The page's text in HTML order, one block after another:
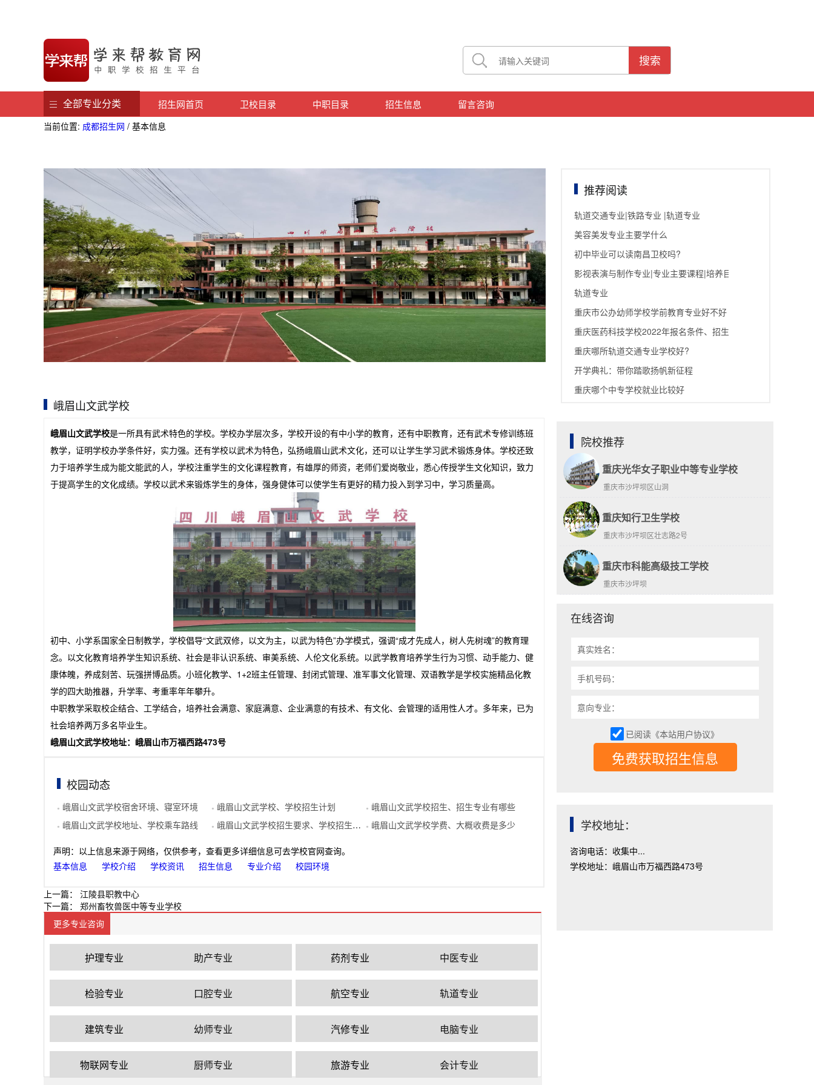
搜索
招生网首页 卫校目录 中职目录 招生信息 留言咨询
全部专业分类
当前位置: 成都招生网 / 基本信息
推荐阅读
轨道交通专业|铁路专业 |轨道专业
美容美发专业主要学什么
初中毕业可以读南昌卫校吗?
影视表演与制作专业|专业主要课程|培养目标
轨道专业
重庆市公办幼师学校学前教育专业好不好
重庆医药科技学校2022年报名条件、招生要求、招生对象
重庆哪所轨道交通专业学校好?
开学典礼：带你踏歌扬帆新征程
重庆哪个中专学校就业比较好
峨眉山文武学校
峨眉山文武学校是一所具有武术特色的学校。学校办学层次多，学校开设的有中小学的教育，还有中职教育，还有武术专修训练班
教学，证明学校办学条件好，实力强。还有学校以武术为特色，弘扬峨眉山武术文化，还可以让学生学习武术锻炼身体。学校还致
力于培养学生成为能文能武的人，学校注重学生的文化课程教育，有雄厚的师资，老师们爱岗敬业，悉心传授学生文化知识，致力
于提高学生的文化成绩。学校以武术来锻炼学生的身体，强身健体可以使学生有更好的精力投入到学习中，学习质量高。
初中、小学系国家全日制教学，学校倡导“文武双修，以文为主，以武为特色”办学模式，强调“成才先成人，树人先树魂”的教育理
念。以文化教育培养学生知识系统、社会是非认识系统、审美系统、人伦文化系统。以武学教育培养学生行为习惯、动手能力、健
康体魄，养成刻苦、玩强拼博品质。小班化教学、1+2班主任管理、封闭式管理、准军事文化管理、双语教学是学校实施精品化教
学的四大助推器，升学率、考重率年年攀升。
中职教学采取校企结合、工学结合，培养社会满意、家庭满意、企业满意的有技术、有文化、会管理的适用性人才。多年来，已为
社会培养两万多名毕业生。
峨眉山文武学校地址：峨眉山市万福西路473号
校园动态
● 峨眉山文武学校宿舍环境、寝室环境 ● 峨眉山文武学校、学校招生计划 ● 峨眉山文武学校招生、招生专业有哪些
● 峨眉山文武学校地址、学校乘车路线 ● 峨眉山文武学校招生要求、学校招生要求 ● 峨眉山文武学校学费、大概收费是多少
声明：以上信息来源于网络，仅供参考，查看更多详细信息可去学校官网查询。
基本信息
学校介绍 学校资讯 招生信息 专业介绍 校园环境
上一篇： 江陵县职教中心
下一篇： 郑州畜牧兽医中等专业学校
更多专业咨询
护理专业 助产专业 药剂专业 中医专业
检验专业 口腔专业 航空专业 轨道专业
建筑专业 幼师专业 汽修专业 电脑专业
物联网专业 厨师专业 旅游专业 会计专业
院校推荐
重庆光华女子职业中等专业学校
重庆市沙坪坝区山洞
重庆知行卫生学校
重庆市沙坪坝区壮志路2号
重庆市科能高级技工学校
重庆市沙坪坝
在线咨询
真实姓名：
手机号码：
意向专业：
已阅读《本站用户协议》
免费获取招生信息
学校地址：
咨询电话：收集中...
学校地址：峨眉山市万福西路473号